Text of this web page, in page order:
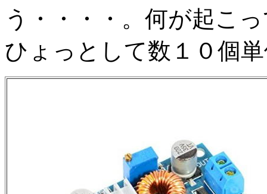
う・・・・。何が起こ
ひょっとして数１０個